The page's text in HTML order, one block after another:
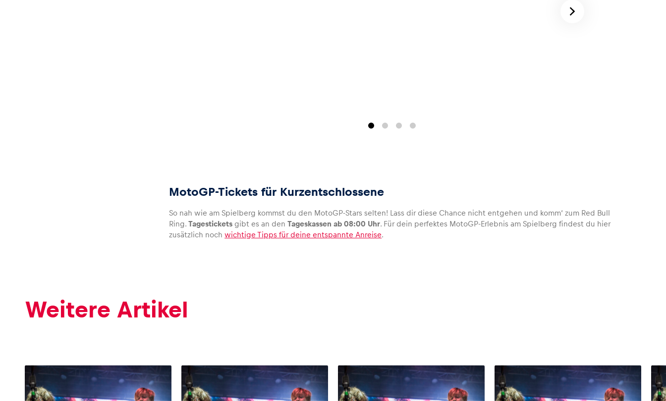
MotoGP-Tickets für Kurzentschlossene
So nah wie am Spielberg kommst du den MotoGP-Stars selten! Lass dir diese Chance nicht entgehen und komm‘ zum Red Bull
Ring.Tagestickets gibt es an denTageskassen ab 08:00 Uhr. Für dein perfektes MotoGP-Erlebnis am Spielberg findest du hier
zusätzlich nochwichtige Tipps für deine entspannte Anreise.
Weitere Artikel